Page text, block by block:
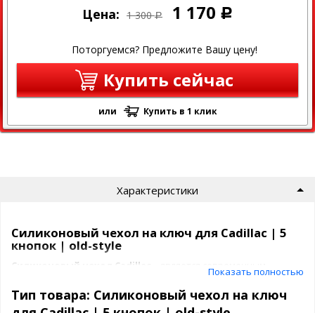
Цена: 1 300 Р 1 170 Р
Поторгуемся? Предложите Вашу цену!
Купить сейчас
или Купить в 1 клик
Характеристики
Силиконовый чехол на ключ для Cadillac | 5
кнопок | old-style
Силиконовый чехол Cadillac
защиты ключа зажиганияот
различного рода царапин и повреждений. Со истечением
некоторого времени,ключ зажигания
становится
Показать полностью
Тип товара: Силиконовый чехол на ключ